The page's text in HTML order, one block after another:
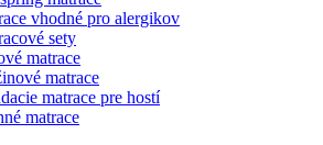
vhodné pro alergikov
sety
matrace
matrace
matrace pre hostí
matrace